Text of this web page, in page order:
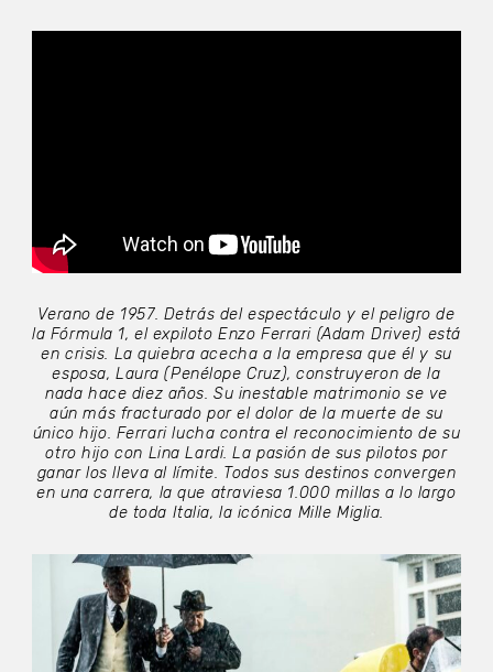
Verano de 1957. Detrás del espectáculo y el peligro de
la Fórmula 1, el expiloto Enzo Ferrari (Adam Driver) está
en crisis. La quiebra acecha a la empresa que él y su
esposa, Laura (Penélope Cruz), construyeron de la
nada hace diez años. Su inestable matrimonio se ve
aún más fracturado por el dolor de la muerte de su
único hijo. Ferrari lucha contra el reconocimiento de su
otro hijo con Lina Lardi. La pasión de sus pilotos por
ganar los lleva al límite. Todos sus destinos convergen
en una carrera, la que atraviesa 1.000 millas a lo largo
de toda Italia, la icónica Mille Miglia.